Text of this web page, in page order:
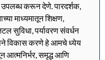
करून देणे. पारदर्शक,
माध्यमातून शिक्षण,
सुविधा, पर्यावरण संवर्धन
विकास करणे हे आमचे ध्येय
आत्मनिर्भर, समृद्ध आणि